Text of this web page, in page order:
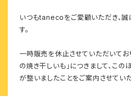
いつもtanecoをご愛顧いただき、誠
す。
一時販売を休止させていただいてお
の焼き干しいも」につきまして、この
が整いましたことをご案内させていた